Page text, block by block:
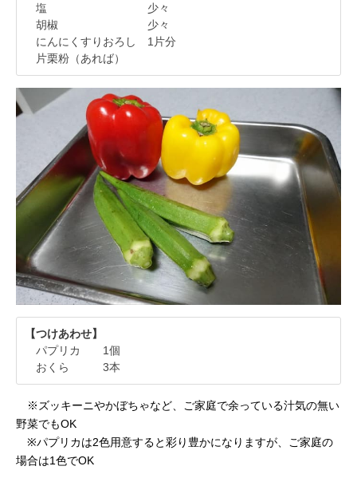
塩 少々
胡椒 少々
にんにくすりおろし 1片分
片栗粉（あれば）
【つけあわせ】
パプリカ 1個
おくら 3本
※ズッキーニやかぼちゃなど、ご家庭で余っている汁気の無い
野菜でもOK
※パプリカは2色用意すると彩り豊かになりますが、ご家庭の
場合は1色でOK